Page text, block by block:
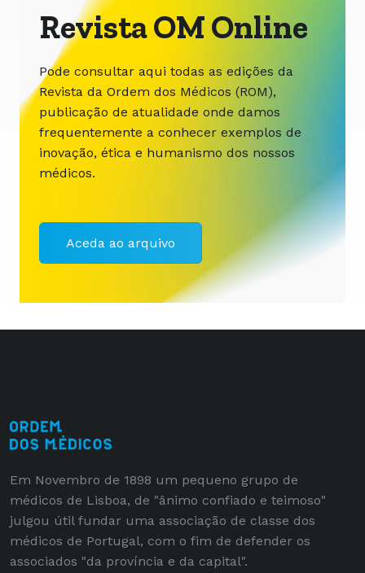
Revista OM Online
Pode consultar aqui todas as edições da
Revista da Ordem dos Médicos (ROM),
publicação de atualidade onde damos
frequentemente a conhecer exemplos de
inovação, ética e humanismo dos nossos
médicos.
Aceda ao arquivo
Em Novembro de 1898 um pequeno grupo de
médicos de Lisboa, de "ânimo confiado e teimoso"
julgou útil fundar uma associação de classe dos
médicos de Portugal, com o fim de defender os
associados "da província e da capital".